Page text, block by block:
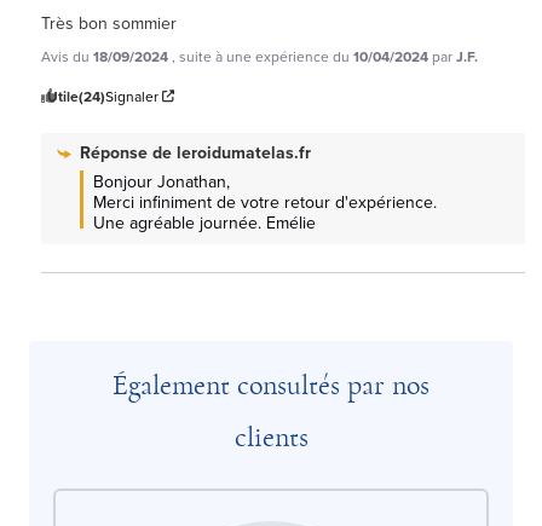
Très bon sommier
Avis du 18/09/2024, suite à une expérience du 10/04/2024 parJ.F.
Utile(24)Signaler
Réponse deleroidumatelas.fr
Bonjour Jonathan,
Merci infiniment de votre retour d'expérience.
Une agréable journée. Emélie
Également consultés par nos
clients